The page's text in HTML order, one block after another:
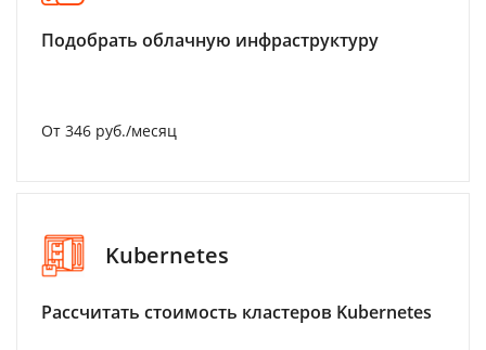
Подобрать облачную инфраструктуру
От 346 руб./месяц
Kubernetes
Рассчитать стоимость кластеров Kubernetes